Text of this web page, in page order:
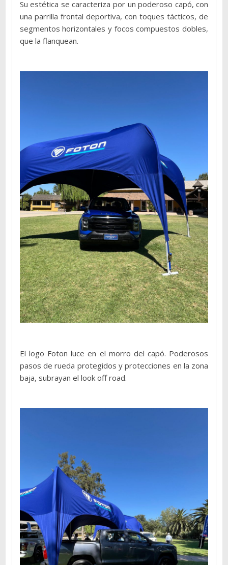
Su estética se caracteriza por un poderoso capó, con
una parrilla frontal deportiva, con toques tácticos, de
segmentos horizontales y focos compuestos dobles,
que la flanquean.
El logo Foton luce en el morro del capó. Poderosos
pasos de rueda protegidos y protecciones en la zona
baja, subrayan el look off road.